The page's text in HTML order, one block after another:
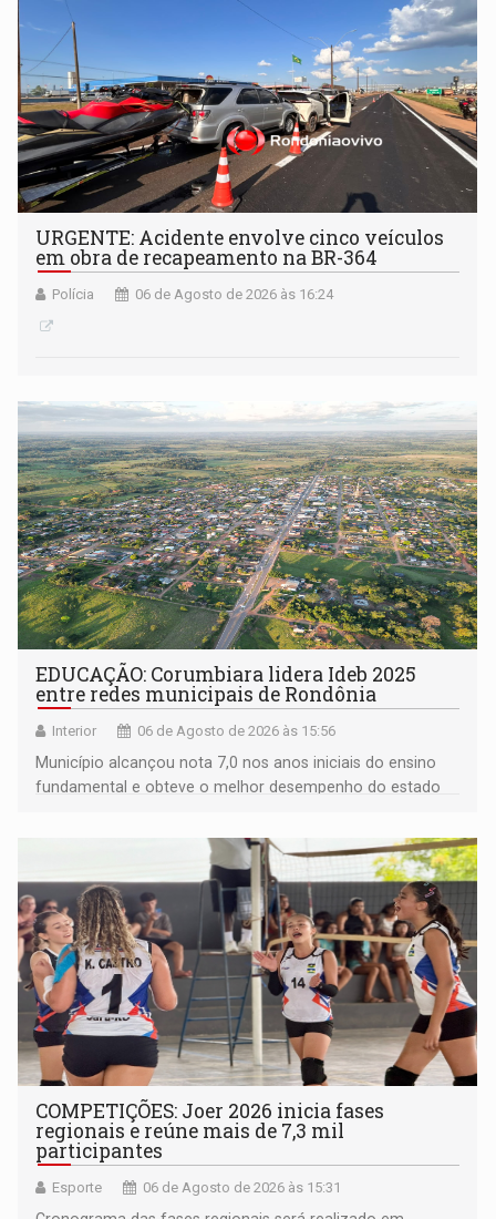
URGENTE: Acidente envolve cinco veículos
em obra de recapeamento na BR-364
Polícia 06 de Agosto de 2026 às 16:24
EDUCAÇÃO: Corumbiara lidera Ideb 2025
entre redes municipais de Rondônia
Interior 06 de Agosto de 2026 às 15:56
Município alcançou nota 7,0 nos anos iniciais do ensino
fundamental e obteve o melhor desempenho do estado
COMPETIÇÕES: Joer 2026 inicia fases
regionais e reúne mais de 7,3 mil
participantes
Esporte 06 de Agosto de 2026 às 15:31